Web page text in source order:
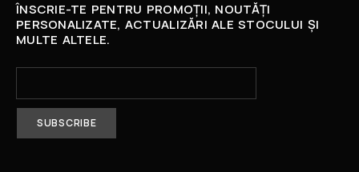
ÎNSCRIE-TE PENTRU PROMOȚII, NOUTĂȚI
PERSONALIZATE, ACTUALIZĂRI ALE STOCULUI ȘI
MULTE ALTELE.